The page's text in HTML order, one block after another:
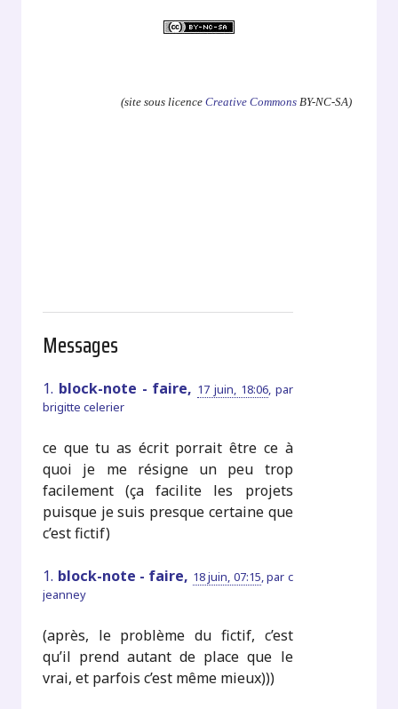
(site sous licence Creative CommonsBY-NC-SA)
Messages
1. block-note - faire, 17 juin, 18:06, par
brigitte celerier
ce que tu as écrit porrait être ce à
quoi je me résigne un peu trop
facilement (ça facilite les projets
puisque je suis presque certaine que
c’est fictif)
1. block-note - faire, 18 juin, 07:15,par c
jeanney
(après, le problème du fictif, c’est
qu’il prend autant de place que le
vrai, et parfois c’est même mieux)))